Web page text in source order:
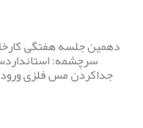
دهمین جلسه هفتگی
سرچشمه:
جداکردن مس فلزی